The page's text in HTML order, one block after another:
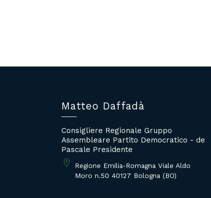
Matteo Daffadà
Consigliere Regionale Gruppo
Assembleare Partito Democratico - de
Pascale Presidente
Regione Emilia-Romagna Viale Aldo
Moro n.50 40127 Bologna (BO)